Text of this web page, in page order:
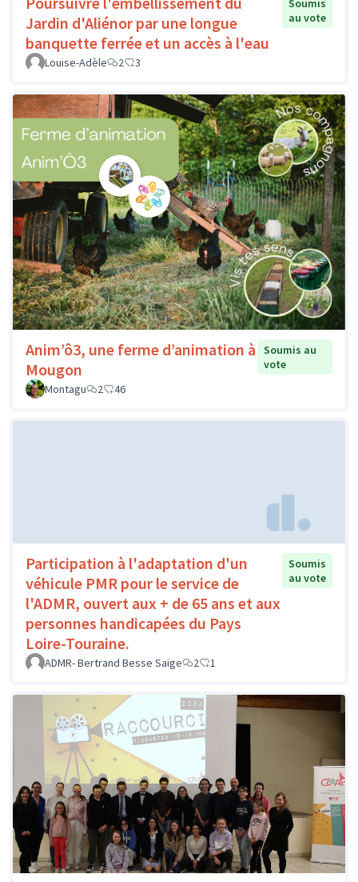
Jardin d'Aliénor par une longue
banquette ferrée et un accès à l'eau
Soumis
au vote
Louise-Adèle 2 3
Anim’ô3, une ferme d’animation à
Mougon
Soumis au
vote
Montagu
2 46
Participation à l'adaptation d'un
véhicule PMR pour le service de
l'ADMR, ouvert aux + de 65 ans et aux
personnes handicapées du Pays
Loire-Touraine.
Soumis
au vote
ADMR- Bertrand Besse Saige 2 1